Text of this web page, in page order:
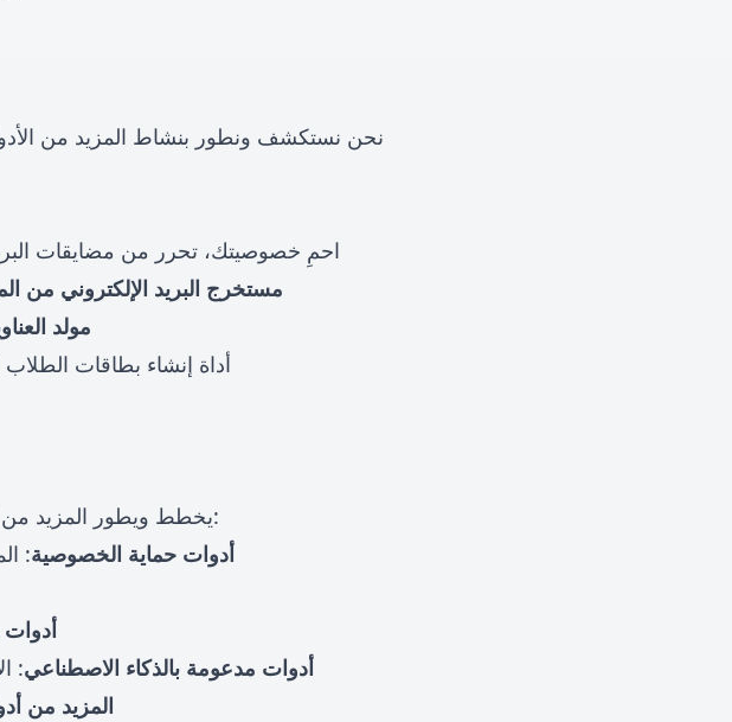
: احمِ خصوصيتك، تحرر من مضايقات
🔍 مستخرج البريد الإلكتروني من
📍 مولد
: أداة إنشاء بطاقات
ChatTempMail يخطط ويطور المزيد من الأدوات العملية التي تغطي المجالات التالية:
🛡️ أدوات حماية الخصوصية:
📊
🤖 أدوات مدعومة بالذكاء الاصطناعي:
🔄 المزيد من